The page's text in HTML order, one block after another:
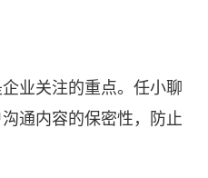
业关注的重点。任小聊
通内容的保密性，防止